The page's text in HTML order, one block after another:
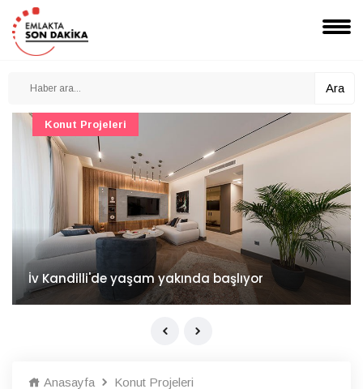
Ara
İv Kandilli'de yaşam yakında başlıyor
Konut Projeleri
Anasayfa
Konut Projeleri